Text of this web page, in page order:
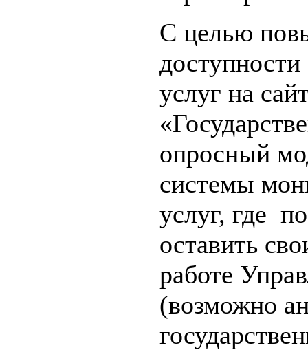
С целью
доступности
услуг на
опросный
системы
услуг, где
оставить
работе
(возможно